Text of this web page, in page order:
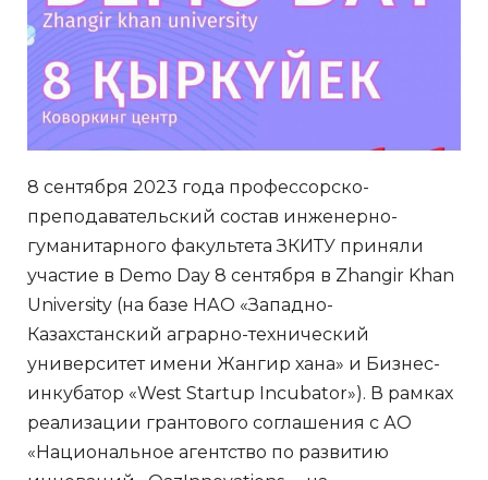
8 сентября 2023 года профессорско-
преподавательский состав инженерно-
гуманитарного факультета ЗКИТУ приняли
участие в Demo Day 8 сентября в Zhangir Khan
University (на базе НАО «Западно-
Казахстанский аграрно-технический
университет имени Жангир хана» и Бизнес-
инкубатор «West Startup Incubator»). В рамках
реализации грантового соглашения с АО
«Национальное агентство по развитию